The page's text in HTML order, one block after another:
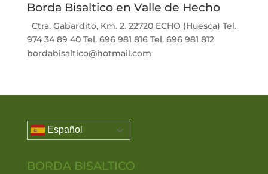
Borda Bisaltico en Valle de Hecho
Ctra. Gabardito, Km. 2. 22720 ECHO (Huesca) Tel.
974 34 89 40 Tel. 696 981 816 Tel. 696 981 812
bordabisaltico@hotmail.com
Español
BORDA BISALTICO